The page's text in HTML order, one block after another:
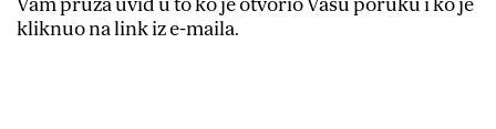
Vam pruža uvid u to ko je otvorio Vašu poruku i ko je
kliknuo na link iz e-maila.